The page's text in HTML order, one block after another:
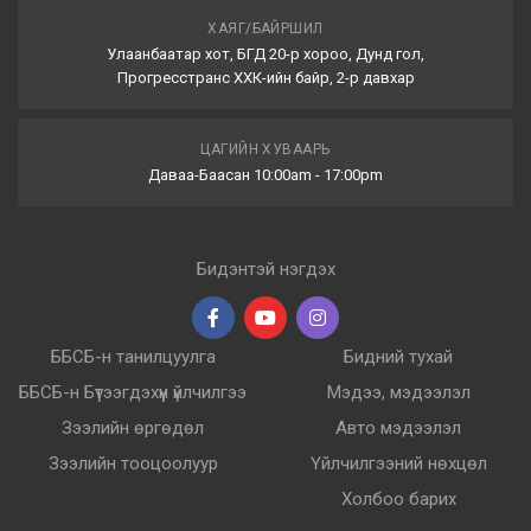
ХАЯГ/БАЙРШИЛ
Улаанбаатар хот, БГД 20-р хороо, Дунд гол,
Прогресстранс ХХК-ийн байр, 2-р давхар
ЦАГИЙН ХУВААРЬ
Даваа-Баасан 10:00am - 17:00pm
Бидэнтэй нэгдэх
ББСБ-н танилцуулга
ББСБ-н Бүтээгдэхүүн үйлчилгээ
Зээлийн өргөдөл
Зээлийн тооцоолуур
Бидний тухай
Мэдээ, мэдээлэл
Авто мэдээлэл
Үйлчилгээний нөхцөл
Холбоо барих